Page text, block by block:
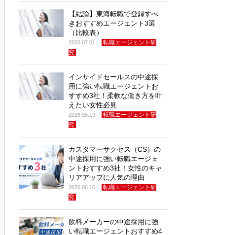
【結論】東海転職で登録すべ
きおすすめエージェント3選
（比較表）
2026.07.01
転職エージェント研
究
インサイドセールスの中途採
用に強い転職エージェントお
すすめ3社！柔軟な働き方を叶
えたい女性必見
2026.05.19
転職エージェント研
究
カスタマーサクセス（CS）の
中途採用に強い転職エージェ
ントおすすめ3社！女性のキャ
リアアップに人気の理由
2026.06.10
転職エージェント研
究
飲料メーカーの中途採用に強
い転職エージェントおすすめ4